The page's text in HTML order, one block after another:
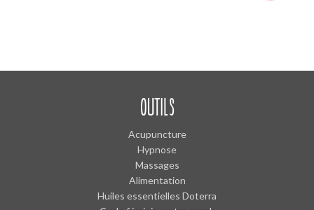
OUTILS
Acupuncture
Hypnose
Massages
Alimentation
Huiles essentielles Doterra